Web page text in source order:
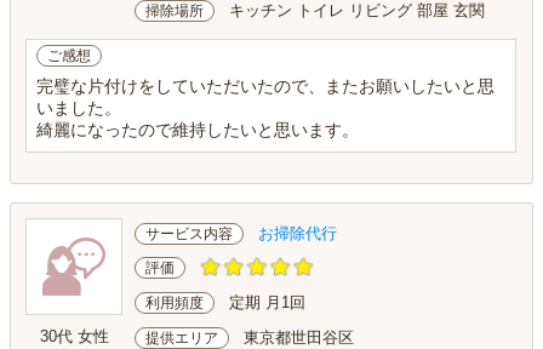
掃除場所 キッチン トイレ リビング 部屋 玄関
ご感想
完璧な片付けをしていただいたので、またお願いしたいと思
いました。
綺麗になったので維持したいと思います。
30代 女性
サービス内容 お掃除代行
評価
利用頻度 定期 月1回
提供エリア 東京都世田谷区